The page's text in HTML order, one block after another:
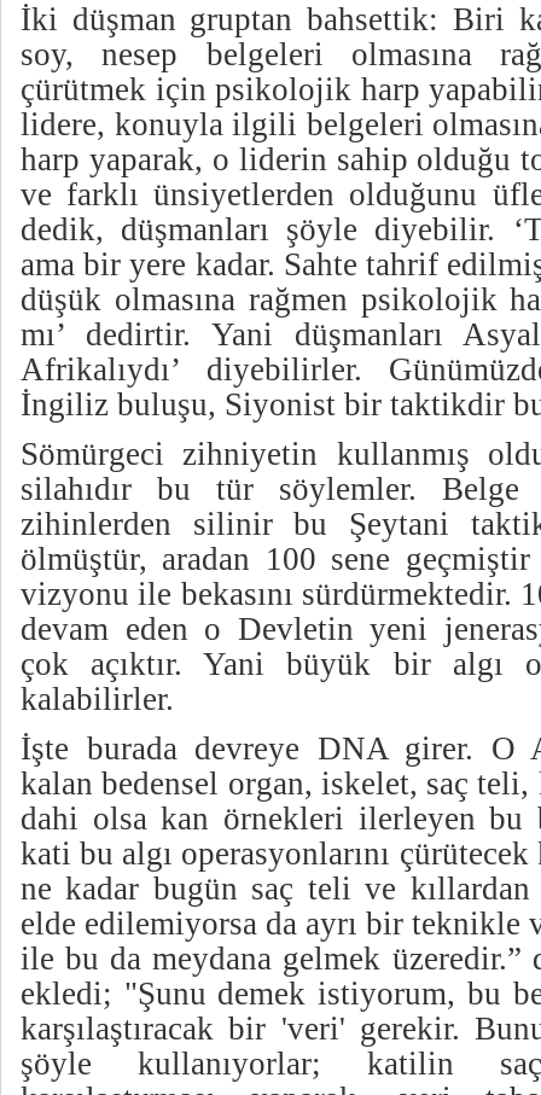
İki düşman gruptan bahsettik: Biri
soy, nesep belgeleri olmasına
çürütmek için psikolojik harp
lidere, konuyla ilgili belgeleri
harp yaparak, o liderin sahip olduğu
ve farklı ünsiyetlerden olduğunu
dedik, düşmanları şöyle diyebilir.
ama bir yere kadar. Sahte tahrif
düşük olmasına rağmen psikolojik
mı’ dedirtir. Yani düşmanları
Afrikalıydı’ diyebilirler.
İngiliz buluşu, Siyonist bir taktikdir
Sömürgeci zihniyetin kullanmış
silahıdır bu tür söylemler.
zihinlerden silinir bu Şeytani
ölmüştür, aradan 100 sene
vizyonu ile bekasını sürdürmektedir.
devam eden o Devletin yeni
çok açıktır. Yani büyük bir algı
kalabilirler.
İşte burada devreye DNA girer. O
kalan bedensel organ, iskelet, saç teli,
dahi olsa kan örnekleri ilerleyen bu
kati bu algı operasyonlarını
ne kadar bugün saç teli ve
elde edilemiyorsa da ayrı bir
ile bu da meydana gelmek
ekledi; "Şunu demek istiyorum, bu
karşılaştıracak bir 'veri' gerekir.
şöyle kullanıyorlar; katilin